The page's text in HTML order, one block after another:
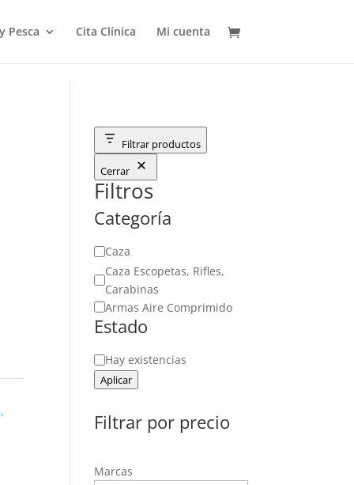
Pesca Cita Clínica Mi cuenta
Filtrar productos
Cerrar
Filtros
Categoría
Categoría
Caza
Caza Escopetas, Rifles,
Carabinas
Armas Aire Comprimido
Estado
Estado
Hay existencias
Aplicar
Filtrar por precio
Marcas